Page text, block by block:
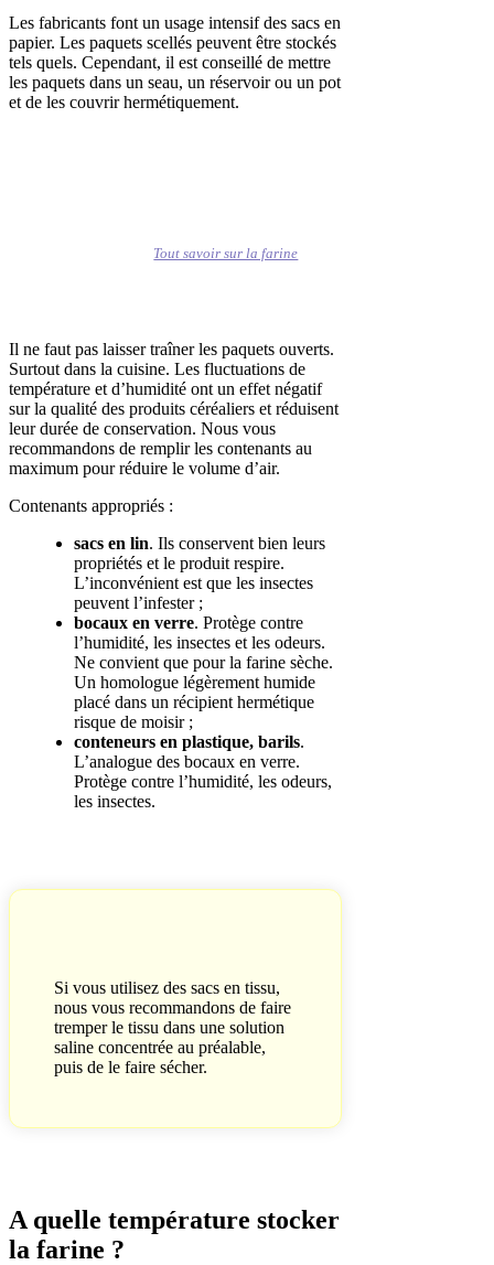
Les fabricants font un usage intensif des sacs en
papier. Les paquets scellés peuvent être stockés
tels quels. Cependant, il est conseillé de mettre
les paquets dans un seau, un réservoir ou un pot
et de les couvrir hermétiquement.
Tout savoir sur la farine
Il ne faut pas laisser traîner les paquets ouverts.
Surtout dans la cuisine. Les fluctuations de
température et d’humidité ont un effet négatif
sur la qualité des produits céréaliers et réduisent
leur durée de conservation. Nous vous
recommandons de remplir les contenants au
maximum pour réduire le volume d’air.
Contenants appropriés :
sacs en lin. Ils conservent bien leurs
propriétés et le produit respire.
L’inconvénient est que les insectes
peuvent l’infester ;
bocaux en verre. Protège contre
l’humidité, les insectes et les odeurs.
Ne convient que pour la farine sèche.
Un homologue légèrement humide
placé dans un récipient hermétique
risque de moisir ;
conteneurs en plastique, barils.
L’analogue des bocaux en verre.
Protège contre l’humidité, les odeurs,
les insectes.
Si vous utilisez des sacs en tissu,
nous vous recommandons de faire
tremper le tissu dans une solution
saline concentrée au préalable,
puis de le faire sécher.
A quelle température stocker
la farine ?